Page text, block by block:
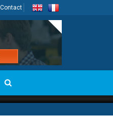
Contact